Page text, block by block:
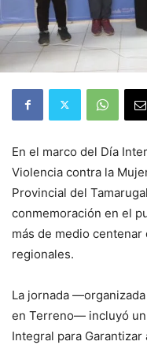
En el marco del Día
Violencia contra la
Provincial del
conmemoración en el
más de medio
regionales.
La jornada
en Terreno— incluyó
Integral para